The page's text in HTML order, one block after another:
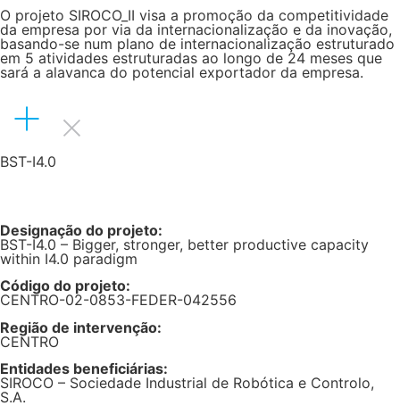
O projeto SIROCO_II visa a promoção da competitividade
da empresa por via da internacionalização e da inovação,
basando-se num plano de internacionalização estruturado
em 5 atividades estruturadas ao longo de 24 meses que
sará a alavanca do potencial exportador da empresa.
BST-I4.0
Designação do projeto:
BST-I4.0 – Bigger, stronger, better productive capacity
within I4.0 paradigm
Código do projeto:
CENTRO-02-0853-FEDER-042556
Região de intervenção:
CENTRO
Entidades beneficiárias:
SIROCO – Sociedade Industrial de Robótica e Controlo,
S.A.